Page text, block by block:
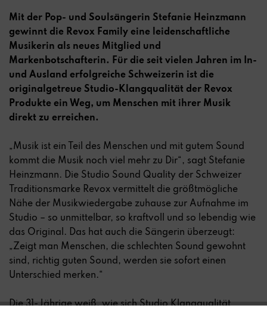
Mit der Pop- und Soulsängerin Stefanie Heinzmann
gewinnt die Revox Family eine leidenschaftliche
Musikerin als neues Mitglied und
Markenbotschafterin. Für die seit vielen Jahren im In-
und Ausland erfolgreiche Schweizerin ist die
originalgetreue Studio-Klangqualität der Revox
Produkte ein Weg, um Menschen mit ihrer Musik
direkt zu erreichen.
„Musik ist ein Teil des Menschen und mit gutem Sound
kommt die Musik noch viel mehr zu Dir“, sagt Stefanie
Heinzmann. Die Studio Sound Quality der Schweizer
Traditionsmarke Revox vermittelt die größtmögliche
Nähe der Musikwiedergabe zuhause zur Aufnahme im
Studio – so unmittelbar, so kraftvoll und so lebendig wie
das Original. Das hat auch die Sängerin überzeugt:
„Zeigt man Menschen, die schlechten Sound gewohnt
sind, richtig guten Sound, werden sie sofort einen
Unterschied merken.“
Die 31-Jährige weiß, wie sich Studio Klangqualität